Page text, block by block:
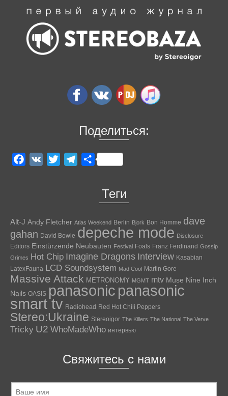
Поделиться:
Facebook
VK Twitter TelegramОтправить
Теги
Alt-J Andy Fletcher Atlas Weekend Berlin Bjork Bon Homme dave
gahan David Bowie depeche mode Disclosure
Editors Einstürzende Neubauten Festival Foals Franz Ferdinand Gossip
Grimes Hot Chip Imagine Dragons Interview Kasabian
LatexFauna LCD Soundsystem Mad Cool Martin Gore
Massive Attack METRONOMY MGMT mtv Muse Nine Inch
Nails OASIS panasonic panasonic
smart tv Radiohead Red Hot Chili Peppers
Stereo:Ukraine Stereoigor The Killers The National The Verve
Tricky U2 WhoMadeWho интервью
Свяжитесь с нами